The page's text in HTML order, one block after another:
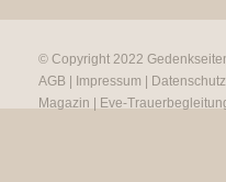
© Copyright 2022
AGB
Impressum Datenschutz
Magazin
Eve-